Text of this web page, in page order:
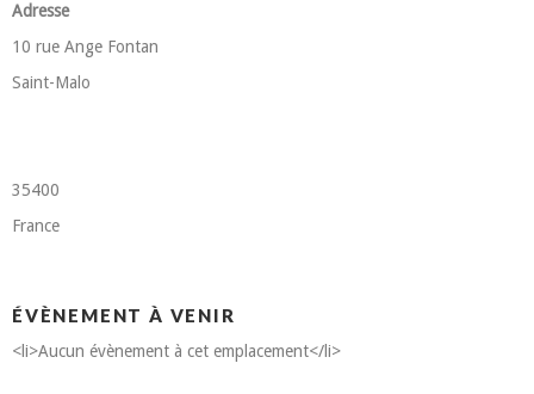
Adresse
10 rue Ange Fontan
Saint-Malo
35400
France
ÉVÈNEMENT À VENIR
<li>Aucun évènement à cet emplacement</li>